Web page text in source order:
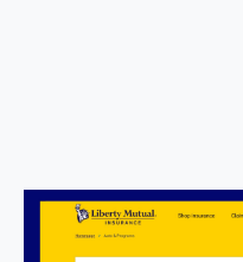
Liberty
드당 최대 10달